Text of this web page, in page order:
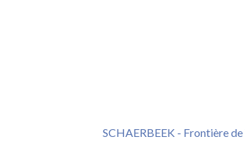
SCHAERBEEK - Frontière